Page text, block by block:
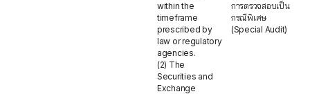
within the
timeframe
prescribed by
law or regulatory
agencies.
(2) The
Securities and
Exchange
การตรวจสอบเป็น
กรณีพิเศษ
(Special Audit)